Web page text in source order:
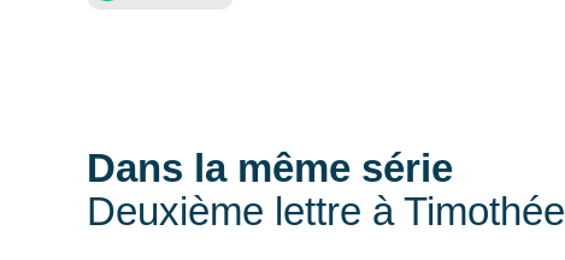
Dans la même série
Deuxième lettre à Timothée